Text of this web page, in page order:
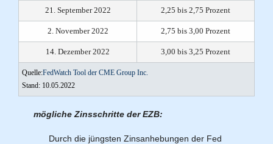
21. September 2022 2,25 bis 2,75 Prozent
2. November 2022 2,75 bis 3,00 Prozent
14. Dezember 2022 3,00 bis 3,25 Prozent
Quelle:FedWatch Tool der CME Group Inc.
Stand: 10.05.2022
mögliche Zinsschritte der EZB:
Durch die jüngsten Zinsanhebungen der Fed